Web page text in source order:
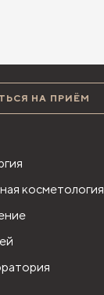
НА ПРИЁМ
косметология